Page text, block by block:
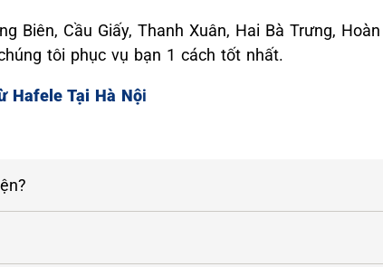
Biên, Cầu Giấy, Thanh Xuân, Hai Bà Trưng,
tôi phục vụ bạn 1 cách tốt nhất.
Hafele Tại Hà Nội